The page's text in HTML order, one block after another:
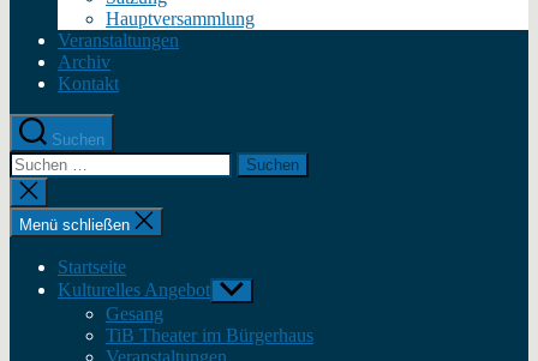
Hauptversammlung
Veranstaltungen
Archiv
Kontakt
Suchen
Suche
nach:
Suche
schließen
Menü schließen
Startseite
Kulturelles Angebot Untermenü
anzeigen
Gesang
TiB Theater im Bürgerhaus
Veranstaltungen